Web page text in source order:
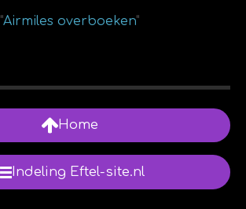
"Airmiles overboeken"
Home
Indeling Eftel-site.nl